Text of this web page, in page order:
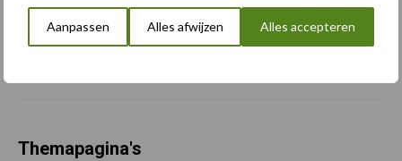
Aanpassen Alles afwijzen Alles accepteren
Komatsu HM460-6
knikdumper legt lat opnieuw
hoger
Themapagina's